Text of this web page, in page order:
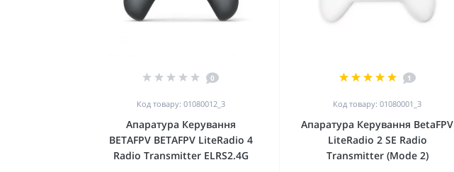
0
Код товару: 01080012_3
Апаратура Керування
BETAFPV BETAFPV LiteRadio 4
Radio Transmitter ELRS2.4G
1
Код товару: 01080001_3
Апаратура Керування BetaFPV
LiteRadio 2 SE Radio
Transmitter (Mode 2)